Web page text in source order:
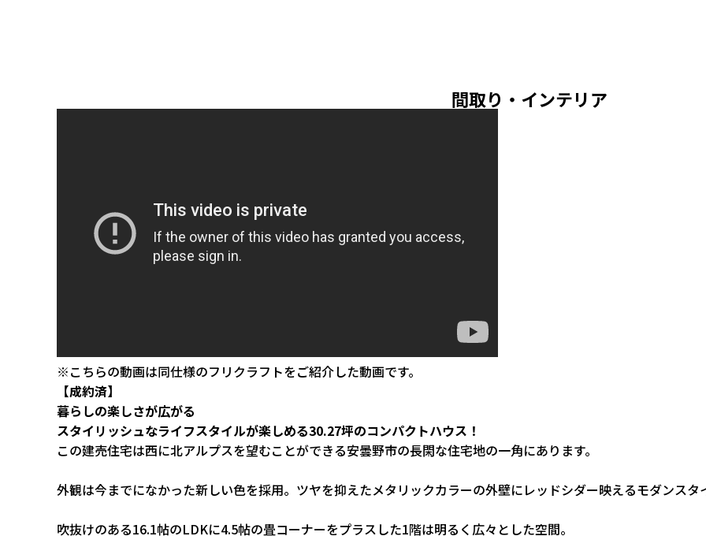
間取り・インテリア
※こちらの動画は同仕様のフリクラフトをご紹介した動画です。
【成約済】
暮らしの楽しさが広がる
スタイリッシュなライフスタイルが楽しめる30.27坪のコンパクトハウス！
この建売住宅は西に北アルプスを望むことができる安曇野市の長閑な住宅地の一角にあります。
外観は今までになかった新しい色を採用。ツヤを抑えたメタリックカラーの外壁にレッドシダー映えるモダンス
吹抜けのある16.1帖のLDKに4.5帖の畳コーナーをプラスした1階は明るく広々とした空間。